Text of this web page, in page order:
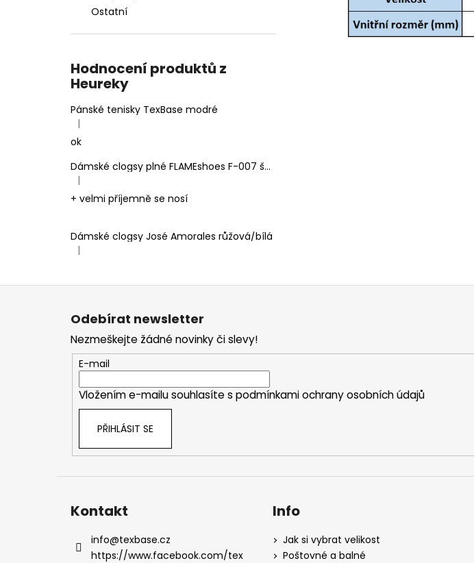
Ostatní
Hodnocení produktů z
Heureky
Pánské tenisky TexBase modré
Hodnocení produktu je 5 z 5 hvězdiček.
|
ok
Dámské clogsy plné FLAMEshoes F-007 šedé
Hodnocení produktu je 5 z 5 hvězdiček.
|
+ velmi příjemně se nosí
Dámské clogsy José Amorales růžová/bílá
Hodnocení produktu je 4 z 5 hvězdiček.
|
Z
Odebírat newsletter
Nezmeškejte žádné novinky či slevy!
E-mail
Vložením e-mailu souhlasíte s podmínkami ochrany osobních údajů
PŘIHLÁSIT SE
Kontakt
info@texbase.cz
https://www.facebook.com/tex
Info
Jak si vybrat velikost
Poštovné a balné